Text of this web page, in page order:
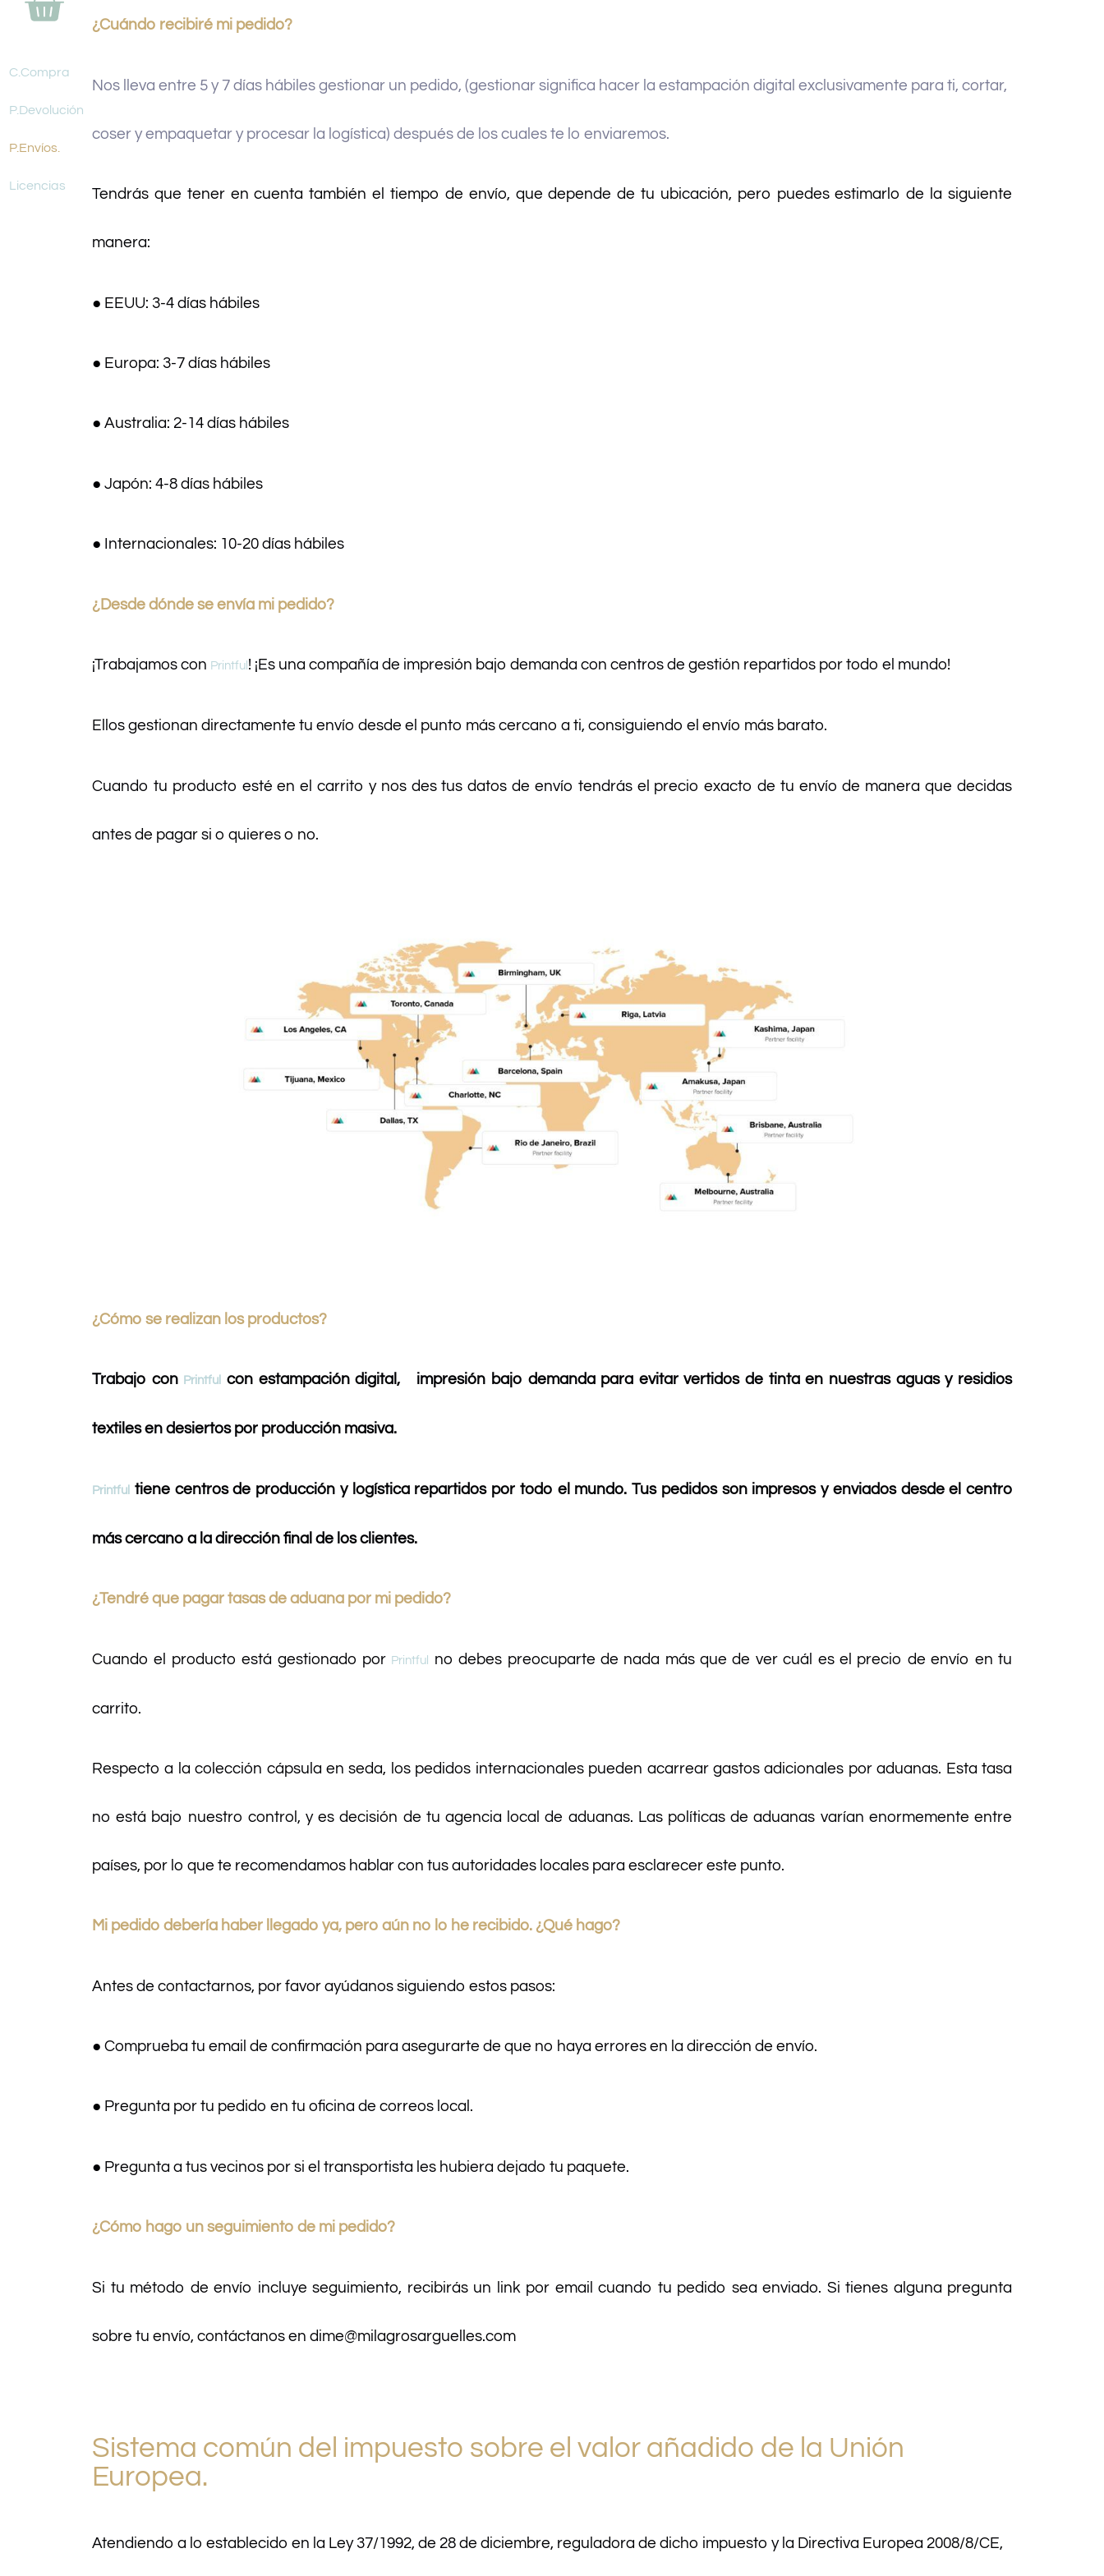
C.Compra
P.Devolución
P.Envíos.
Licencias
¿Cuándo recibiré mi pedido?
Nos lleva entre 5 y 7 días hábiles gestionar un pedido, (gestionar significa hacer la estampación digital exclusivamente para ti, cortar,
coser y empaquetar y procesar la logística) después de los cuales te lo enviaremos.
Tendrás que tener en cuenta también el tiempo de envío, que depende de tu ubicación, pero puedes estimarlo de la siguiente
manera:
● EEUU: 3-4 días hábiles
● Europa: 3-7 días hábiles
● Australia: 2-14 días hábiles
● Japón: 4-8 días hábiles
● Internacionales: 10-20 días hábiles
¿Desde dónde se envía mi pedido?
¡Trabajamos con Printful ! ¡Es una compañía de impresión bajo demanda con centros de gestión repartidos por todo el mundo!
Ellos gestionan directamente tu envío desde el punto más cercano a ti, consiguiendo el envío más barato.
Cuando tu producto esté en el carrito y nos des tus datos de envío tendrás el precio exacto de tu envío de manera que decidas
antes de pagar si o quieres o no.
¿Cómo se realizan los productos?
Trabajo con Printful con estampación digital, impresión bajo demanda para evitar vertidos de tinta en nuestras aguas y residios
textiles en desiertos por producción masiva.
Printful tiene centros de producción y logística repartidos por todo el mundo. Tus pedidos son impresos y enviados desde el centro
más cercano a la dirección final de los clientes.
¿Tendré que pagar tasas de aduana por mi pedido?
Cuando el producto está gestionado por Printful no debes preocuparte de nada más que de ver cuál es el precio de envío en tu
carrito.
Respecto a la colección cápsula en seda, los pedidos internacionales pueden acarrear gastos adicionales por aduanas. Esta tasa
no está bajo nuestro control, y es decisión de tu agencia local de aduanas. Las políticas de aduanas varían enormemente entre
países, por lo que te recomendamos hablar con tus autoridades locales para esclarecer este punto.
Mi pedido debería haber llegado ya, pero aún no lo he recibido. ¿Qué hago?
Antes de contactarnos, por favor ayúdanos siguiendo estos pasos:
● Comprueba tu email de confirmación para asegurarte de que no haya errores en la dirección de envío.
● Pregunta por tu pedido en tu oficina de correos local.
● Pregunta a tus vecinos por si el transportista les hubiera dejado tu paquete.
¿Cómo hago un seguimiento de mi pedido?
Si tu método de envío incluye seguimiento, recibirás un link por email cuando tu pedido sea enviado. Si tienes alguna pregunta
sobre tu envío, contáctanos en dime@milagrosarguelles.com
Sistema común del impuesto sobre el valor añadido de la Unión
Europea.
Atendiendo a lo establecido en la Ley 37/1992, de 28 de diciembre, reguladora de dicho impuesto y la Directiva Europea 2008/8/CE,